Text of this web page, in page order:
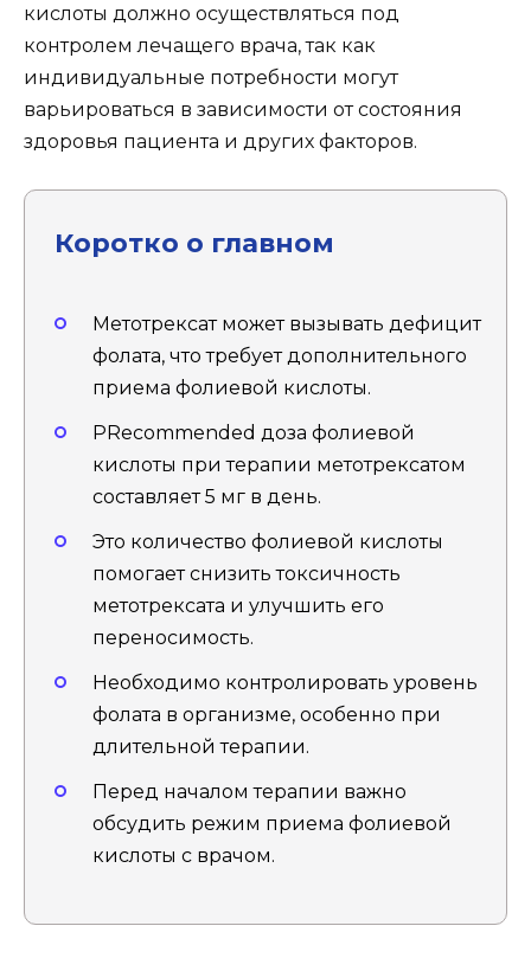
кислоты должно осуществляться под
контролем лечащего врача, так как
индивидуальные потребности могут
варьироваться в зависимости от состояния
здоровья пациента и других факторов.
Коротко о главном
Метотрексат может вызывать дефицит
фолата, что требует дополнительного
приема фолиевой кислоты.
РRecommended доза фолиевой
кислоты при терапии метотрексатом
составляет 5 мг в день.
Это количество фолиевой кислоты
помогает снизить токсичность
метотрексата и улучшить его
переносимость.
Необходимо контролировать уровень
фолата в организме, особенно при
длительной терапии.
Перед началом терапии важно
обсудить режим приема фолиевой
кислоты с врачом.